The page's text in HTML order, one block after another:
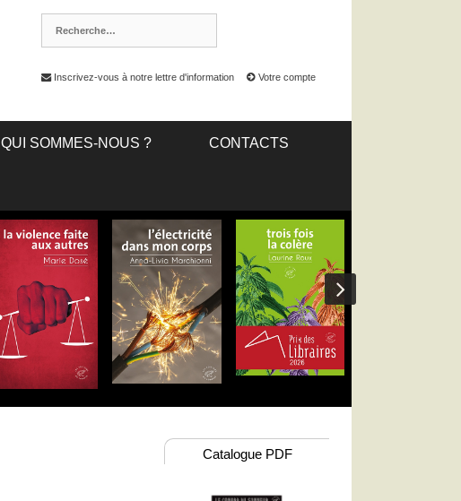
Inscrivez-vous à notre lettre d'information Votre compte
QUI SOMMES-NOUS ? CONTACTS
Catalogue PDF